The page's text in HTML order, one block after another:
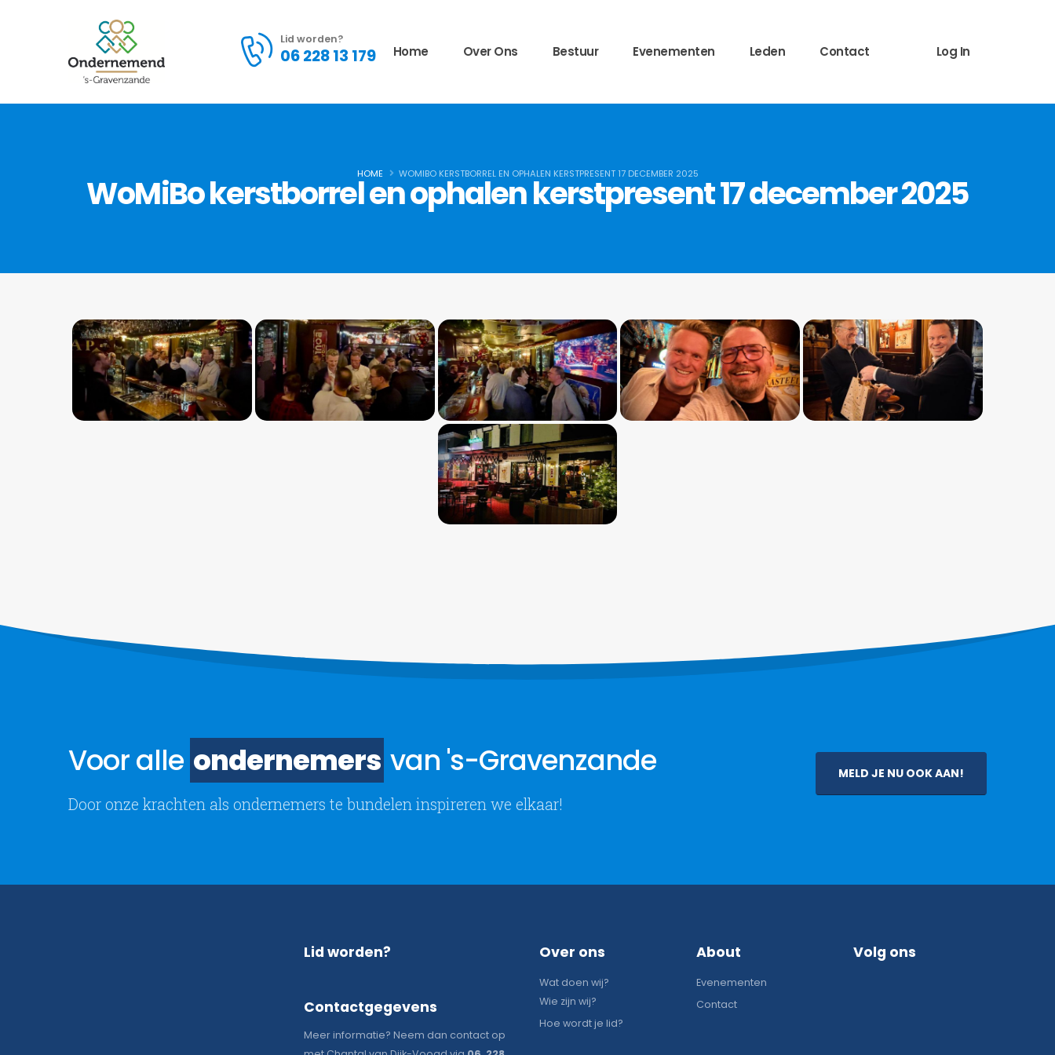
Lid worden?
06 228 13 179 Home Over Ons Bestuur Evenementen Leden Contact Log In
HOME WOMIBO KERSTBORREL EN OPHALEN KERSTPRESENT 17 DECEMBER 2025
WoMiBo kerstborrel en ophalen kerstpresent 17 december 2025
Voor alle ondernemers van 's-Gravenzande
Door onze krachten als ondernemers te bundelen inspireren we elkaar!
MELD JE NU OOK AAN!
Lid worden?
Contactgegevens
Meer informatie? Neem dan contact op
Over ons
Wat doen wij?
Wie zijn wij?
Hoe wordt je lid?
About
Evenementen
Contact
Volg ons